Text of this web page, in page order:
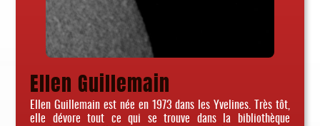
Ellen Guillemain
Ellen Guillemain est née en 1973 dans les Yvelines. Très tôt,
elle dévore tout ce qui se trouve dans la bibliothèque